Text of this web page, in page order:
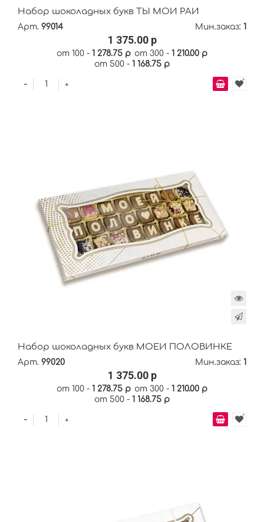
Набор шоколадных букв ТЫ МОЙ РАЙ
Арт. 99014 Мин.заказ: 1
1 375.00 р
от 100 - 1 278.75 р от 300 - 1 210.00 р
от 500 - 1 168.75 р
+
-
Набор шоколадных букв МОЕЙ ПОЛОВИНКЕ
Арт. 99020 Мин.заказ: 1
1 375.00 р
от 100 - 1 278.75 р от 300 - 1 210.00 р
от 500 - 1 168.75 р
+
-